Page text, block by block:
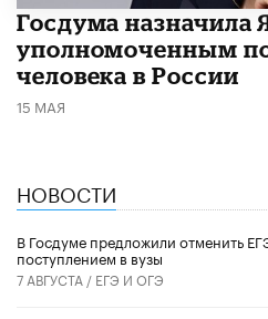
Госдума назначила
уполномоченным
человека в России
15 МАЯ
НОВОСТИ
В Госдуме предложили отменить
поступлением в вузы
7 АВГУСТА / ЕГЭ И ОГЭ